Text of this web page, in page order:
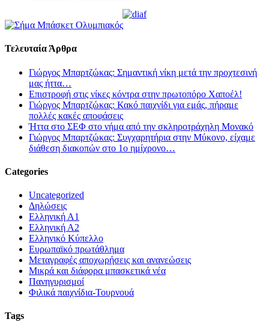
Τελευταία Άρθρα
Γιώργος Μπαρτζώκας: Σημαντική νίκη μετά την προχτεσινή
μας ήττα…
Επιστροφή στις νίκες κόντρα στην πρωτοπόρο Χαποέλ!
Γιώργος Μπαρτζώκας: Κακό παιχνίδι για εμάς, πήραμε
πολλές κακές αποφάσεις
Ήττα στο ΣΕΦ στο νήμα από την σκληροτράχηλη Μονακό
Γιώργος Μπαρτζώκας: Συγχαρητήρια στην Μύκονο, είχαμε
διάθεση διακοπών στο 1ο ημίχρονο…
Categories
Uncategorized
Δηλώσεις
Ελληνική Α1
Ελληνική Α2
Ελληνικό Κύπελλο
Ευρωπαϊκό πρωτάθλημα
Μεταγραφές αποχωρήσεις και ανανεώσεις
Μικρά και διάφορα μπασκετικά νέα
Πανηγυρισμοί
Φιλικά παιχνίδια-Τουρνουά
Tags